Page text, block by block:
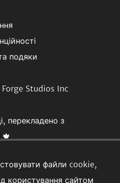
файли cookie,
користування сайтом
подяки
Studios Inc
перекладено з
🍁